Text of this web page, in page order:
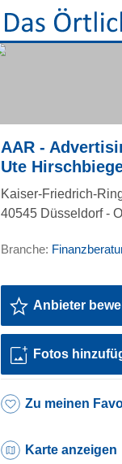
AAR -
Ute
Kaiser-Friedrich-
40545 Düsseldorf -
Branche:
Anbieter
Fotos
Zu meinen
Karte anzeigen